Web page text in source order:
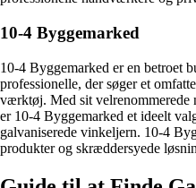
10-4 Byggemarked
10-4 Byggemarked er en betroet
professionelle, der søger et
værktøj. Med sit velrenommerede
er 10-4 Byggemarked et ideelt
galvaniserede vinkeljern. 10-4
produkter og skræddersyede